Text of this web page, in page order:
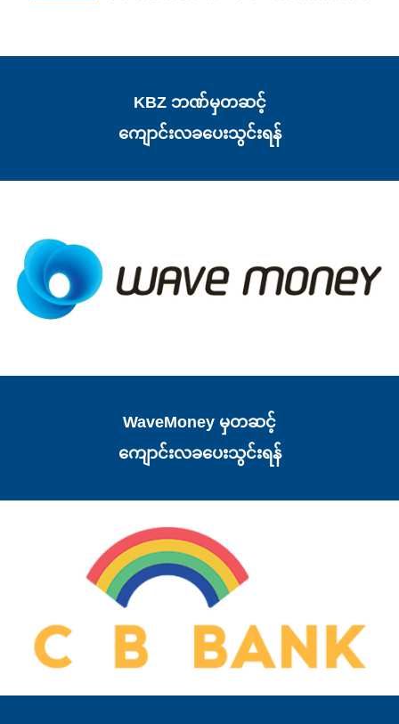
KBZ ဘဏ်မှတဆင့်
ကျောင်းလခပေးသွင်းရန်
WaveMoney မှတဆင့်
ကျောင်းလခပေးသွင်းရန်